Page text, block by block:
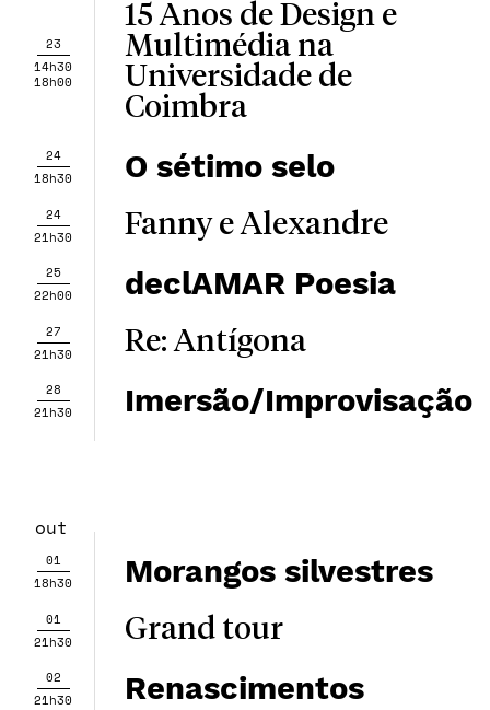
23
14h30
18h00
15 Anos de Design e
Multimédia na
Universidade de
Coimbra
24
18h30
O sétimo selo
24
21h30
Fanny e Alexandre
25
22h00
declAMAR Poesia
27
21h30
Re: Antígona
28
21h30
Imersão/Improvisação
out
01
18h30
Morangos silvestres
01
21h30
Grand tour
02
21h30
Renascimentos